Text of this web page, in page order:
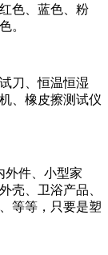
色、蓝色、粉
。
刀、恒温恒湿
、橡皮擦测试仪
外件、小型家
壳、卫浴产品、
等等，只要是塑